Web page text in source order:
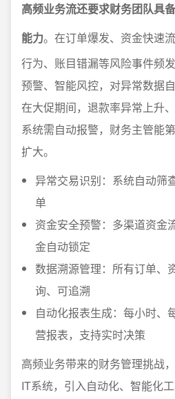
高频业务流还要求财务团队具
能力。在订单爆发、资金快速
行为、账目错漏等风险事件频
预警、智能风控，对异常数据
在大促期间，退款率异常上升
系统需自动报警，财务主管能
扩大。
异常交易识别：系统自动筛
单
资金安全预警：多渠道资金
金自动锁定
数据溯源管理：所有订单、
询、可追溯
自动化报表生成：每小时、
营报表，支持实时决策
高频业务带来的财务管理挑战
IT系统，引入自动化、智能化